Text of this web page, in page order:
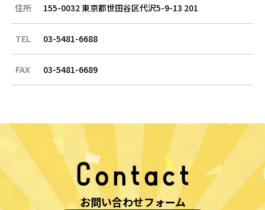
住所 155-0032 東京都世田谷区代沢5-9-13 201
TEL 03-5481-6688
FAX 03-5481-6689
Contact
お問い合わせフォーム